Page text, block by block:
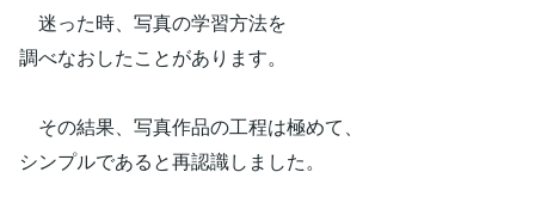
迷った時、写真の学習方法を
調べなおしたことがあります。
その結果、写真作品の工程は極めて、
シンプルであると再認識しました。